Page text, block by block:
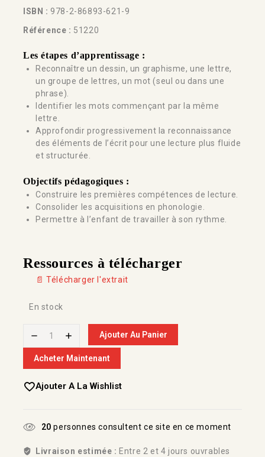
ISBN : 978-2-86893-621-9
Référence : 51220
Les étapes d’apprentissage :
Reconnaître un dessin, un graphisme, une lettre,
un groupe de lettres, un mot (seul ou dans une
phrase).
Identifier les mots commençant par la même
lettre.
Approfondir progressivement la reconnaissance
des éléments de l’écrit pour une lecture plus fluide
et structurée.
Objectifs pédagogiques :
Construire les premières compétences de lecture.
Consolider les acquisitions en phonologie.
Permettre à l’enfant de travailler à son rythme.
Ressources à télécharger
📄 Télécharger l'extrait
En stock
Ajouter Au Panier
Acheter Maintenant
Ajouter A La Wishlist
20 personnes consultent ce site en ce moment
Livraison estimée : Entre 2 et 4 jours ouvrables